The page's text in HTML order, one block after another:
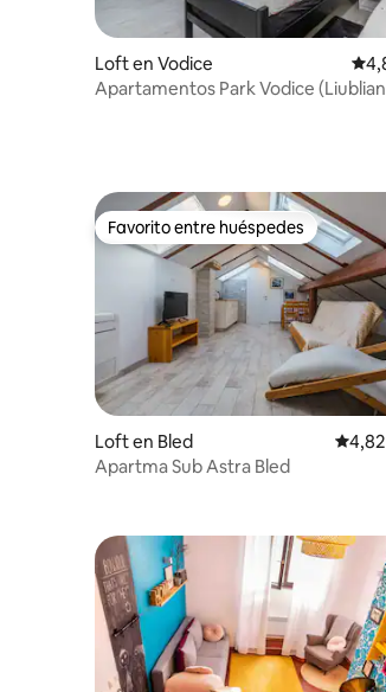
Loft en Vodice
Apartamentos Park Vodice
Favorito entre huéspedes
Favorito entre huéspedes
Loft en Bled
Apartma Sub Astra Bled